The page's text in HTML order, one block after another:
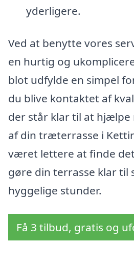
yderligere.
Ved at benytte vores
en hurtig og
blot udfylde en simpel
du blive kontaktet af
der står klar til at hjælpe
af din træterrasse i
været lettere at finde
gøre din terrasse klar til
hyggelige stunder.
Få 3 tilbud, gratis og